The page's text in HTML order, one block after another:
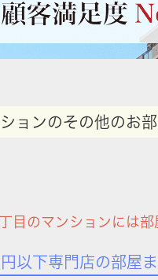
ョンのその他のお
目のマンションには
以下専門店の部屋